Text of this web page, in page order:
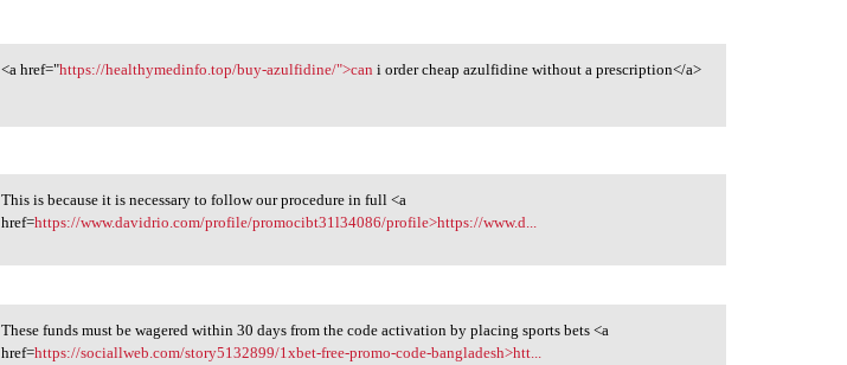
<a href="https:/
<a href="https://healthymedinfo.top/buy-azulfidine/">can i order cheap azulfidine without a prescription</a>
This is because it is
This is because it is necessary to follow our procedure in full <a
href=https://www.davidrio.com/profile/promocibt31l34086/profile>https://www.d...
These funds must be wagered
These funds must be wagered within 30 days from the code activation by placing sports bets <a
href=https://sociallweb.com/story5132899/1xbet-free-promo-code-bangladesh>htt...